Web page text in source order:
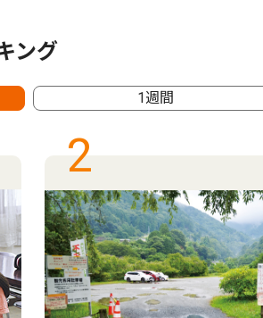
ング
1週間
2